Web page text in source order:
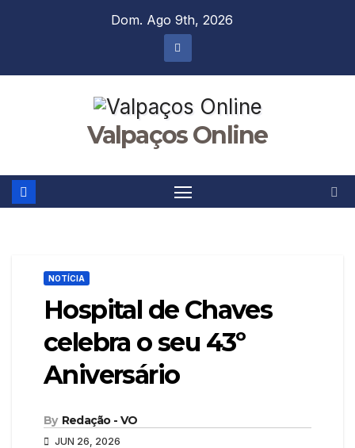
Dom. Ago 9th, 2026
Valpaços Online
NOTÍCIA
Hospital de Chaves
celebra o seu 43º
Aniversário
By Redação - VO
JUN 26, 2026